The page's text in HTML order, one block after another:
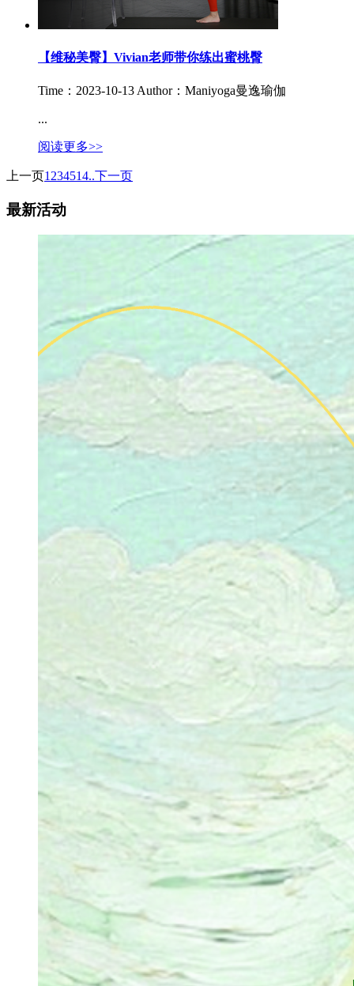
【维秘美臀】Vivian老师带你练出蜜桃臀
Time：2023-10-13 Author：Maniyoga曼逸瑜伽
...
阅读更多>>
上一页1 234514..下一页
最新活动